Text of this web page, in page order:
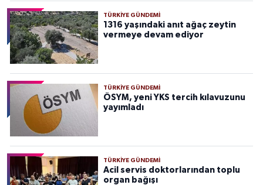
TÜRKIYE GÜNDEMI
1316 yaşındaki anıt ağaç zeytin
vermeye devam ediyor
TÜRKIYE GÜNDEMI
ÖSYM, yeni YKS tercih kılavuzunu
yayımladı
TÜRKIYE GÜNDEMI
Acil servis doktorlarından toplu
organ bağışı